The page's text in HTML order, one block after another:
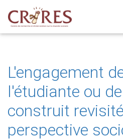
L'engagement
l'étudiante ou
construit
perspective